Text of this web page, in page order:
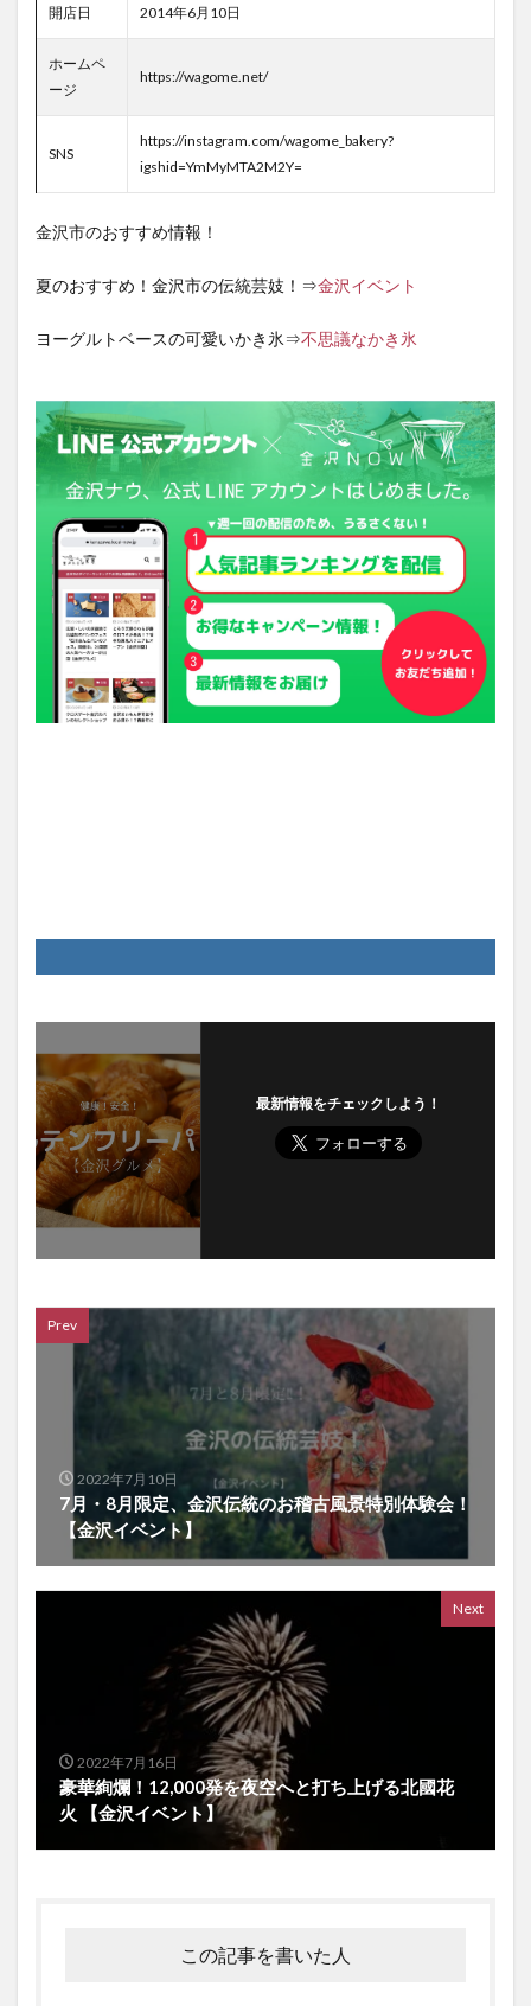
開店日 2014年6月10日
ホームペ
ージ
https://wagome.net/
SNS
https://instagram.com/wagome_bakery?
igshid=YmMyMTA2M2Y=
金沢市のおすすめ情報！
夏のおすすめ！金沢市の伝統芸妓！⇒金沢イベント
ヨーグルトベースの可愛いかき氷⇒不思議なかき氷
最新情報をチェックしよう！
Prev
2022年7月10日
7月・8月限定、金沢伝統のお稽古風景特別体験会！
【金沢イベント】
Next
2022年7月16日
豪華絢爛！12,000発を夜空へと打ち上げる北國花
火 【金沢イベント】
この記事を書いた人